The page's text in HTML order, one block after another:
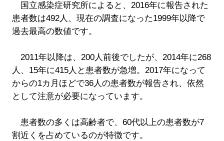
国立感染症研究所によると、2016年に報告された
患者数は492人、現在の調査になった1999年以降で
過去最高の数値です。
2011年以降は、200人前後でしたが、2014年に268
人、15年に415人と患者数が急増。2017年になって
からの1カ月ほどで36人の患者数が報告され、依然
として注意が必要になっています。
患者数の多くは高齢者で、60代以上の患者数が7
割近くを占めているのが特徴です。